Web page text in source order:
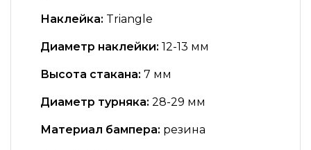
Наклейка: Triangle
Диаметр наклейки: 12-13 мм
Высота стакана: 7 мм
Диаметр турняка: 28-29 мм
Материал бампера: резина